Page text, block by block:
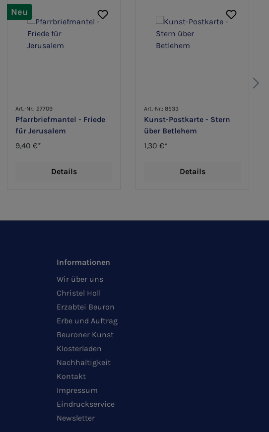
Neu
Art.-Nr.: 27709
Pfarrbriefmantel - Friede
für Jerusalem
9,40 €*
Details
Art.-Nr.: 8533
Kunst-Postkarte - Stern
über Betlehem
1,30 €*
Details
Informationen
Wir über uns
Christel Holl
Erzabtei Beuron
Erbe und Auftrag
Beuroner Kunst
Klosterladen
Nachhaltigkeit
Kontakt
Impressum
Eindruckservice
Newsletter